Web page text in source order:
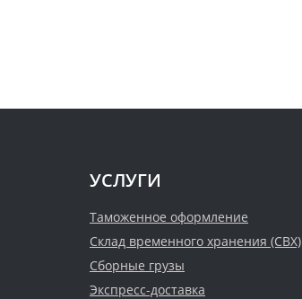
УСЛУГИ
Таможенное оформление
Склад временного хранения (СВХ)
Сборные грузы
Экспресс-доставка